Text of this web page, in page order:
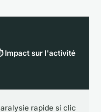
Impact sur l'activité
rapide si clic